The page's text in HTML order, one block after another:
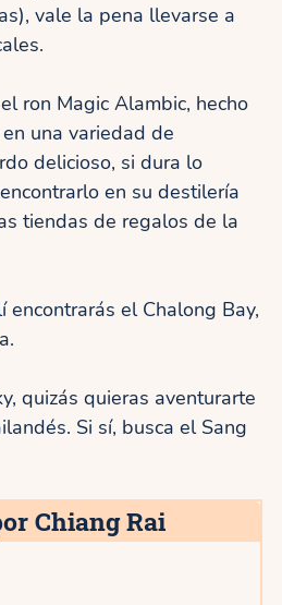
vale la pena llevarse a
ron Magic Alambic, hecho
una variedad de
delicioso, si dura lo
en su destilería
tiendas de regalos de la
encontrarás el Chalong Bay,
quizás quieras aventurarte
Si sí, busca el Sang
Chiang Rai